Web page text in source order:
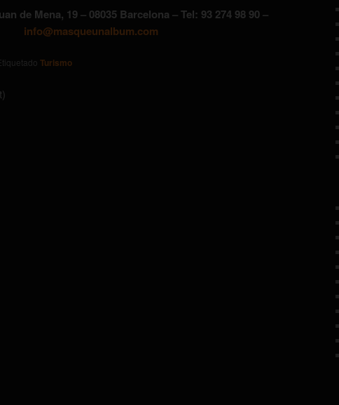
de Mena, 19 – 08035 Barcelona – Tel: 93 274 98 90 –
info@masqueunalbum.com
Turismo